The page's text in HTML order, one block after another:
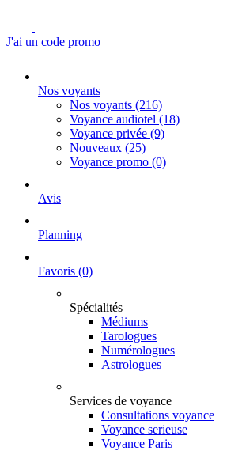
J'ai un code promo
Nos voyants
Nos voyants (216)
Voyance audiotel (18)
Voyance privée (9)
Nouveaux (25)
Voyance promo (0)
Avis
Planning
Favoris (0)
Spécialités
Médiums
Tarologues
Numérologues
Astrologues
Services de voyance
Consultations voyance
Voyance serieuse
Voyance Paris